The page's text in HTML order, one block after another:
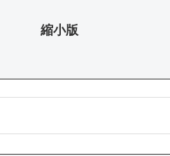
縮小版